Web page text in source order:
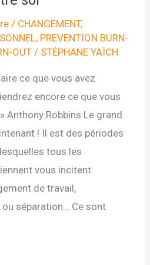
/ CHANGEMENT,
, PREVENTION BURN-
OUT / STÉPHANE YAÏCH
ce que vous avez
encore ce que vous
Anthony Robbins Le grand
! Il est des périodes
tous les
vous incitent
de travail,
séparation… Ce sont